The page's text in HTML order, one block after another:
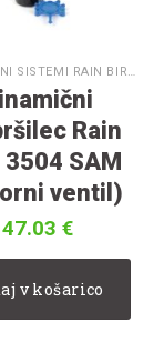
NAMAKALNI SISTEMI RAIN BIRD
Rain
SAM
ventil)
47.03 €
v košarico